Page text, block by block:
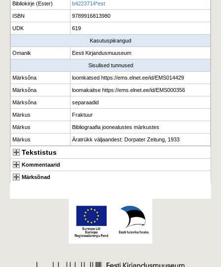
Bibliokirje (Ester) b4223714*est
ISBN 9789916813980
UDK 619
Kasutuspiirangud
Omanik Eesti Kirjandusmuuseum
Sisulised tunnused
Märksõna loomkatsed https://ems.elnet.ee/id/EMS014429
Märksõna loomakaitse https://ems.elnet.ee/id/EMS000356
Märksõna separaadid
Märkus Fraktuur
Märkus Bibliograafia joonealustes märkustes
Märkus Äratrükk väljaandest: Dorpater Zeitung, 1933
Tekstistus
Kommentaarid
Märksõnad